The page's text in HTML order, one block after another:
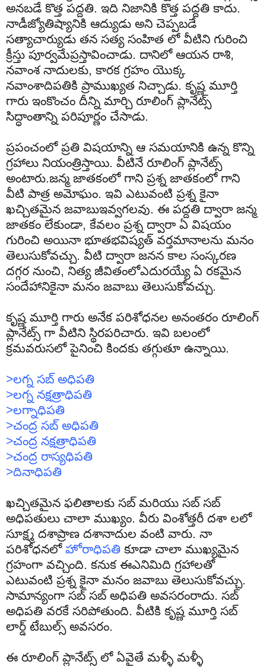
అనబడే కొత్త పద్దతి. ఇది నిజానికి కొత్త పద్దతి కాదు.
నాడీజ్యోతిష్యానికి ఆద్యుడు అని చెప్పబడే
సత్యాచార్యుడు తన సత్య సంహిత లో వీటిని గురించి
క్రీస్తు పూర్వమేప్రస్తావించాడు. దానిలో ఆయన రాశి,
నవాంశనాదులకు, కారక గ్రహం యొక్క
నవాంశాదిపతికి ప్రాముఖ్యత నిచ్చాడు. కృష్ణ మూర్తి
గారు ఇంకొంచం దీన్ని మార్చి రూలింగ్ ప్లానేట్స్
సిద్ధాంతాన్ని పరిపూర్ణం చేసాడు.
ప్రపంచంలో ప్రతి విషయాన్ని ఆ సమయానికి ఉన్న కొన్ని
గ్రహాలు నియంత్రిస్తాయి. వీటినే రూలింగ్ ప్లానేట్స్
అంటారు.జన్మ జాతకంలో గాని ప్రశ్న జాతకంలో గాని
వీటి పాత్ర అమోఘం. ఇవి ఎటువంటి ప్రశ్న కైనా
ఖచ్చితమైన జవాబుఇవ్వగలవు. ఈ పద్దతి ద్వారా జన్మ
జాతకం లేకుండా, కేవలం ప్రశ్న ద్వారా ఏ విషయం
గురించి అయినా భూతభవిష్యత్ వర్తమానాలను మనం
తెలుసుకోవచ్చు. వీటి ద్వారా జనన కాల సంస్కరణ
దగ్గర నుంచి, నిత్య జీవితంలోఎదురయ్యే ఏ రకమైన
సందేహానికైనా మనం జవాబు తెలుసుకోవచ్చు.
కృష్ణ మూర్తి గారు అనేక పరిశోధనల అనంతరం రూలింగ్
ప్లానేట్స్ గా వీటిని స్థిరపరిచారు. ఇవి బలంలో
క్రమవరుసలోపైనించి కిందకు తగ్గుతూ ఉన్నాయి.
>లగ్న సబ్ అధిపతి
>లగ్న నక్షత్రాధిపతి
>లగ్నాధిపతి
>చంద్ర సబ్ అధిపతి
>చంద్ర నక్షత్రాధిపతి
>చంద్ర రాస్యధిపతి
>దినాధిపతి
ఖచ్చితమైన ఫలితాలకు సబ్ మరియు సబ్ సబ్
అధిపతులు చాలా ముఖ్యం. వీరు వింశోత్తరీ దశా లలో
సూక్ష్మ దశాప్రాణ దశానాదుల వంటి వారు. నా
పరిశోధనలో హోరాధిపతి కూడా చాలా ముఖ్యమైన
గ్రహంగా వచ్చింది. కనుక ఈఎనిమిది గ్రహాలతో
ఎటువంటి ప్రశ్న కైనా మనం జవాబు తెలుసుకోవచ్చు.
సామాన్యంగా సబ్ సబ్ అధిపతి అవసరంరాదు. సబ్
అధిపతి వరకే సరిపోతుంది. వీటికి కృష్ణ మూర్తి సబ్
లార్డ్ టేబుల్స్ అవసరం.
ఈ రూలింగ్ ప్లానేట్స్ లో ఏవైతే మళ్ళీ మళ్ళీ